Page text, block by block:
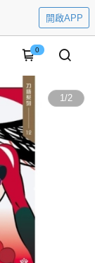
開啟APP
0
1/2